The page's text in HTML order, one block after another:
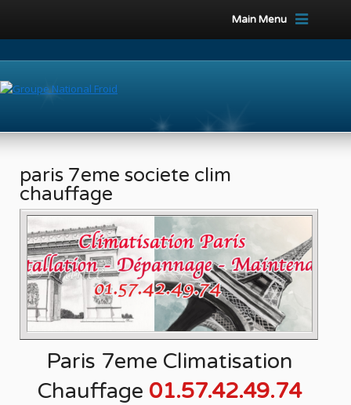
Main Menu
paris 7eme societe clim
chauffage
Paris 7eme Climatisation
Chauffage 01.57.42.49.74